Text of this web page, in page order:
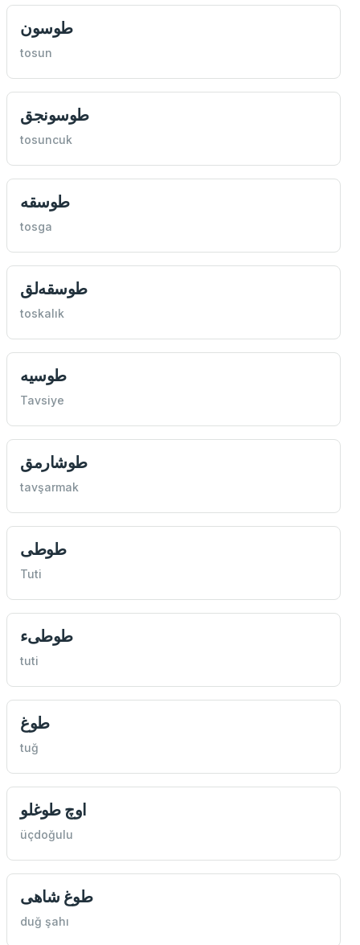
طوسون
tosun
طوسونجق
tosuncuk
طوسقه
tosga
طوسقه‌لق
toskalık
طوسيه
Tavsiye
طوشارمق
tavşarmak
طوطی
Tuti
طوطیء
tuti
طوغ
tuğ
اوچ طوغلو
üçdoğulu
طوغ شاهی
duğ şahı